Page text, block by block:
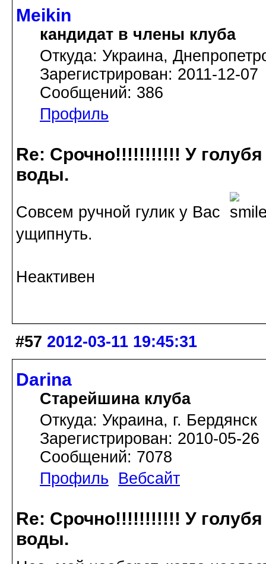
Meikin
кандидат в члены клуба
Откуда: Украина,
Зарегистрирован: 2011-12-07
Сообщений: 386
Профиль
Re: Срочно!!!!!!!!!!! У
воды.
Совсем ручной гулик у Вас
ущипнуть.
Неактивен
#57 2012-03-11 19:45:31
Darina
Старейшина клуба
Откуда: Украина, г. Бердянск
Зарегистрирован: 2010-05-26
Сообщений: 7078
Профиль
Вебсайт
Re: Срочно!!!!!!!!!!! У
воды.